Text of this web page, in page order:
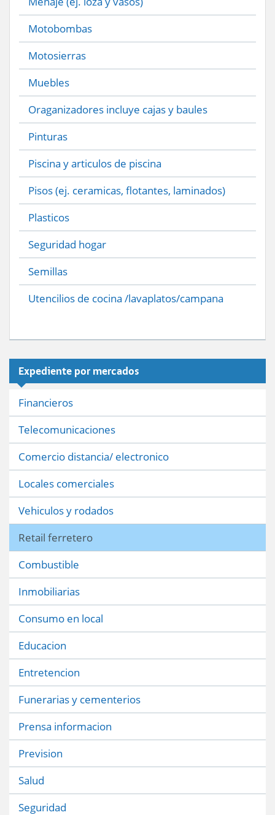
Motobombas
Motosierras
Muebles
Oraganizadores incluye cajas y baules
Pinturas
Piscina y articulos de piscina
Pisos (ej. ceramicas, flotantes, laminados)
Plasticos
Seguridad hogar
Semillas
Utencilios de cocina /lavaplatos/campana
Expediente por mercados
Financieros
Telecomunicaciones
Comercio distancia/ electronico
Locales comerciales
Vehiculos y rodados
Retail ferretero
Combustible
Inmobiliarias
Consumo en local
Educacion
Entretencion
Funerarias y cementerios
Prensa informacion
Prevision
Salud
Seguridad